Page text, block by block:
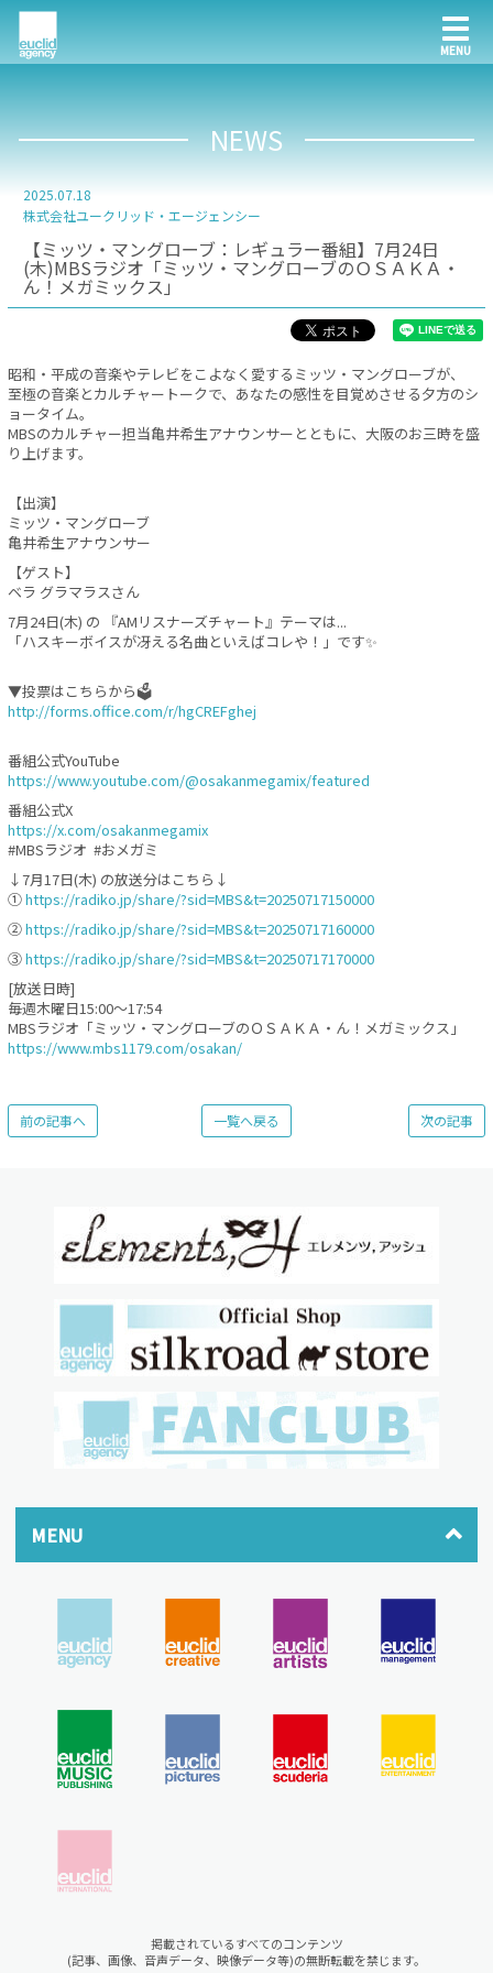
NEWS
2025.07.18
株式会社ユークリッド・エージェンシー
【ミッツ・マングローブ：レギュラー番組】7月24日
(木)MBSラジオ「ミッツ・マングローブのＯＳＡＫＡ・
ん！メガミックス」
昭和・平成の音楽やテレビをこよなく愛するミッツ・マングローブが、
至極の音楽とカルチャートークで、あなたの感性を目覚めさせる夕方のシ
ョータイム。
MBSのカルチャー担当亀井希生アナウンサーとともに、大阪のお三時を盛
り上げます。
【出演】
ミッツ・マングローブ
亀井希生アナウンサー
【ゲスト】
ベラ グラマラスさん
7月24日(木) の 『AMリスナーズチャート』テーマは...
「ハスキーボイスが冴える名曲といえばコレや！」です✨
▼投票はこちらから🗳️
http://forms.office.com/r/hgCREFghej
番組公式YouTube
https://www.youtube.com/@osakanmegamix/featured
番組公式X
https://x.com/osakanmegamix
#MBSラジオ #おメガミ
↓7月17日(木) の放送分はこちら↓
①https://radiko.jp/share/?sid=MBS&t=20250717150000
②https://radiko.jp/share/?sid=MBS&t=20250717160000
③https://radiko.jp/share/?sid=MBS&t=20250717170000
[放送日時]
毎週木曜日15:00〜17:54
MBSラジオ「ミッツ・マングローブのＯＳＡＫＡ・ん！メガミックス」
https://www.mbs1179.com/osakan/
次の記事
一覧へ戻る
前の記事へ
MENU
掲載されているすべてのコンテンツ
(記事、画像、音声データ、映像データ等)の無断転載を禁じます。